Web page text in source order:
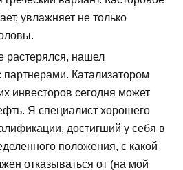
увлажняет не только
растерялся, нашел
Катализатором
инвесторов сегодня может
Я специалист хорошего
достигший у себя в
положения, с какой
отказываться от (на мой